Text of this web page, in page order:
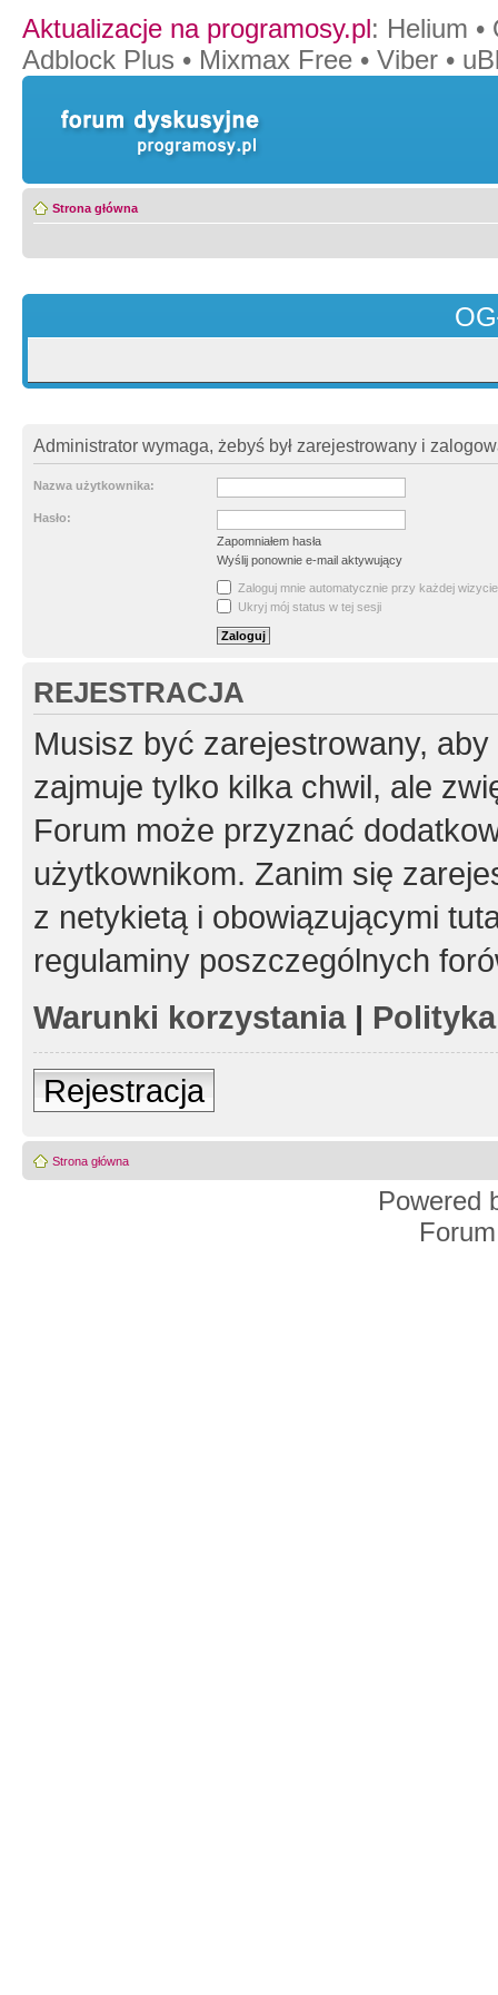
Aktualizacje na programosy.pl: Helium •
Adblock Plus • Mixmax Free • Viber •
Strona główna
Administrator wymaga, żebyś był zarejestrowany i
Nazwa użytkownika:
Hasło:
Zapomniałem hasła
Wyślij ponownie e-mail aktywujący
Zaloguj mnie automatycznie przy każdej wizycie
Ukryj mój status w tej sesji
REJESTRACJA
Musisz być zarejestrowany,
zajmuje tylko kilka chwil, ale
Forum może przyznać
użytkownikom. Zanim się
z netykietą i obowiązującymi
regulaminy poszczególnych
Warunki korzystania|
Rejestracja
Strona główna
Powered